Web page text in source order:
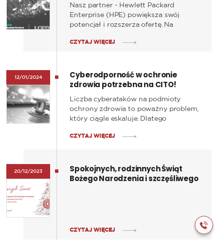
Nasz partner - Hewlett Packard
Enterprise (HPE) powiększa swój
potencjał i rozszerza ofertę. Na
przejęła Juniper Networks – lidera w
CZYTAJ WIĘCEJ
12/01/2024
Cyberodporność w ochronie
zdrowia potrzebna na CITO!
Liczba cyberataków na podmioty
ochrony zdrowia to poważny problem,
który ciągle eskaluje. Dlatego
„Ekspert” poświęciliśmy
rozwiązania, które pomogą obronić się
przed cyberzagrożeniami.
CZYTAJ WIĘCEJ
20/12/2023
Spokojnych, rodzinnych Świąt
Bożego Narodzenia i szczęśliwego
CZYTAJ WIĘCEJ